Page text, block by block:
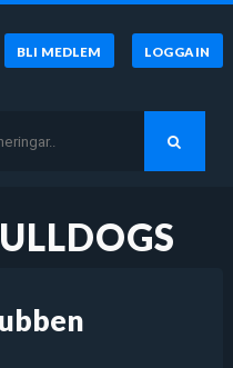
BLI MEDLEM LOGGA IN